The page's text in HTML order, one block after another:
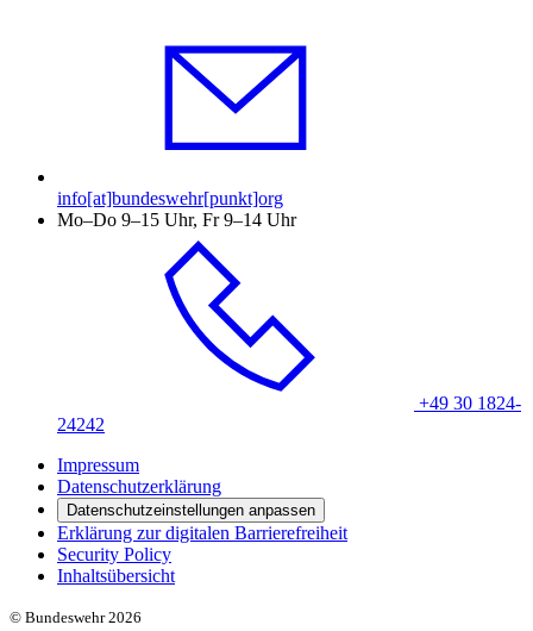
info[at]bundeswehr[punkt]org
Mo–Do 9–15 Uhr, Fr 9–14 Uhr
+49 30 1824-
24242
Impressum
Datenschutzerklärung
Datenschutzeinstellungen anpassen
Erklärung zur digitalen Barrierefreiheit
Security Policy
Inhaltsübersicht
© Bundeswehr 2026